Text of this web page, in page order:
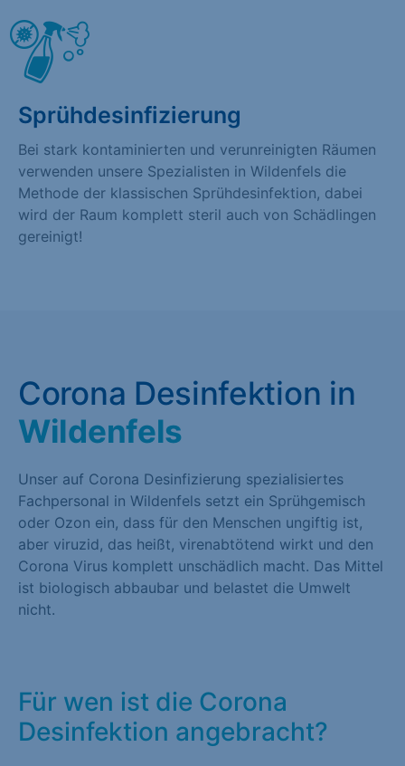
Sprühdesinfizierung
Bei stark kontaminierten und verunreinigten Räumen
verwenden unsere Spezialisten in Wildenfels die
Methode der klassischen Sprühdesinfektion, dabei
wird der Raum komplett steril auch von Schädlingen
gereinigt!
Corona Desinfektion in
Wildenfels
Unser auf Corona Desinfizierung spezialisiertes
Fachpersonal in Wildenfels setzt ein Sprühgemisch
oder Ozon ein, dass für den Menschen ungiftig ist,
aber viruzid, das heißt, virenabtötend wirkt und den
Corona Virus komplett unschädlich macht. Das Mittel
ist biologisch abbaubar und belastet die Umwelt
nicht.
Für wen ist die Corona
Desinfektion angebracht?